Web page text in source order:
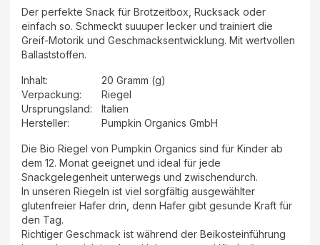
Der perfekte Snack für Brotzeitbox, Rucksack oder
einfach so. Schmeckt suuuper lecker und trainiert die
Greif-Motorik und Geschmacksentwicklung. Mit wertvollen
Ballaststoffen.
Inhalt:
20 Gramm (g)
Verpackung:
Riegel
Ursprungsland:
Italien
Hersteller: Pumpkin Organics GmbH
Die Bio Riegel von Pumpkin Organics sind für Kinder ab
dem 12. Monat geeignet und ideal für jede
Snackgelegenheit unterwegs und zwischendurch.
In unseren Riegeln ist viel sorgfältig ausgewählter
glutenfreier Hafer drin, denn Hafer gibt gesunde Kraft für
den Tag.
Richtiger Geschmack ist während der Beikosteinführung